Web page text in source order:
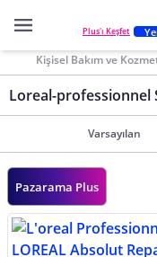
Plus'ı Keşfet
Kişisel Bakım ve
Loreal-professionnel
Varsayılan
Pazarama Plus